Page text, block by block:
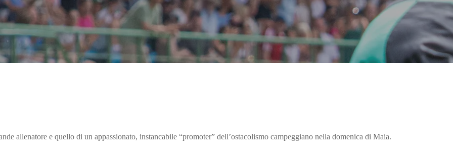
allenatore e quello di un appassionato, instancabile “promoter” dell’ostacolismo campeggiano nella domenica di Maia.